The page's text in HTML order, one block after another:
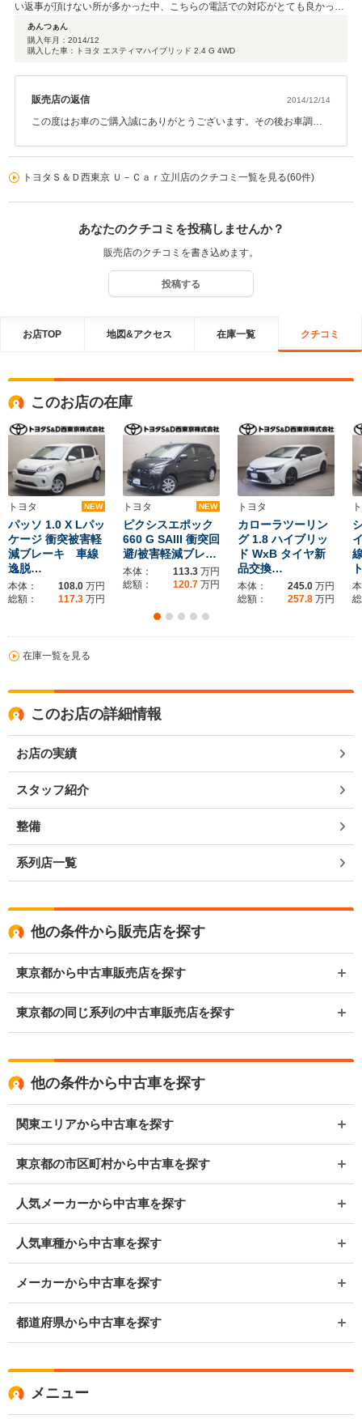
い返事が頂けない所が多かった中、こちらの電話での対応がとても良かった
ので、現車を見に行ったその日に購入を決めました。手続き完了まで、こま
めにご連絡を頂きとても安心しました。皆さんの書き込みの通り品質・対応
共にとても良いお店でした。出来ればまた利用したいです。
あんつぁん
購入年月： 2014/12
購入した車：トヨタ エスティマハイブリッド 2.4 G 4WD
販売店の返信 2014/12/14
この度はお車のご購入誠にありがとうございます。その後お車調子
ら、是非お声かけ下さいませ。 ありがとうございました。
トヨタＳ＆Ｄ西東京 Ｕ－Ｃａｒ立川店のクチコミ一覧を見る(60件)
あなたのクチコミを投稿しませんか？
販売店のクチコミを書き込めます。
投稿する
お店TOP 地図&アクセス 在庫一覧 クチコミ
このお店の在庫
トヨタ NEW
パッソ 1.0 X Lパッ
ケージ 衝突被害軽
減ブレーキ 車線
逸脱…
本体： 108.0 万円
総額：
117.3 万円
トヨタ NEW
ピクシスエポック
660 G SAIII 衝突回
避/被害軽減ブレ…
本体： 113.3 万円
総額：
120.7 万円
トヨタ
カローラツーリン
グ 1.8 ハイブリッ
ド WxB タイヤ新
品交換…
本体： 245.0 万円
総額：
257.8 万円
在庫一覧を見る
このお店の詳細情報
お店の実績
スタッフ紹介
整備
系列店一覧
他の条件から販売店を探す
東京都から中古車販売店を探す
東京都の同じ系列の中古車販売店を探す
他の条件から中古車を探す
関東エリアから中古車を探す
東京都の市区町村から中古車を探す
人気メーカーから中古車を探す
人気車種から中古車を探す
メーカーから中古車を探す
都道府県から中古車を探す
メニュー